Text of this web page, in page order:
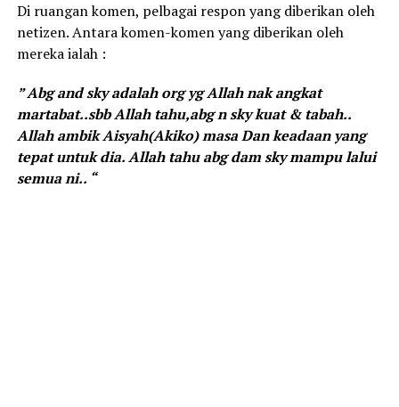
Di ruangan komen, pelbagai respon yang diberikan oleh
netizen. Antara komen-komen yang diberikan oleh
mereka ialah :
” Abg and sky adalah org yg Allah nak angkat
martabat..sbb Allah tahu,abg n sky kuat & tabah..
Allah ambik Aisyah(Akiko) masa Dan keadaan yang
tepat untuk dia. Allah tahu abg dam sky mampu lalui
semua ni.. “